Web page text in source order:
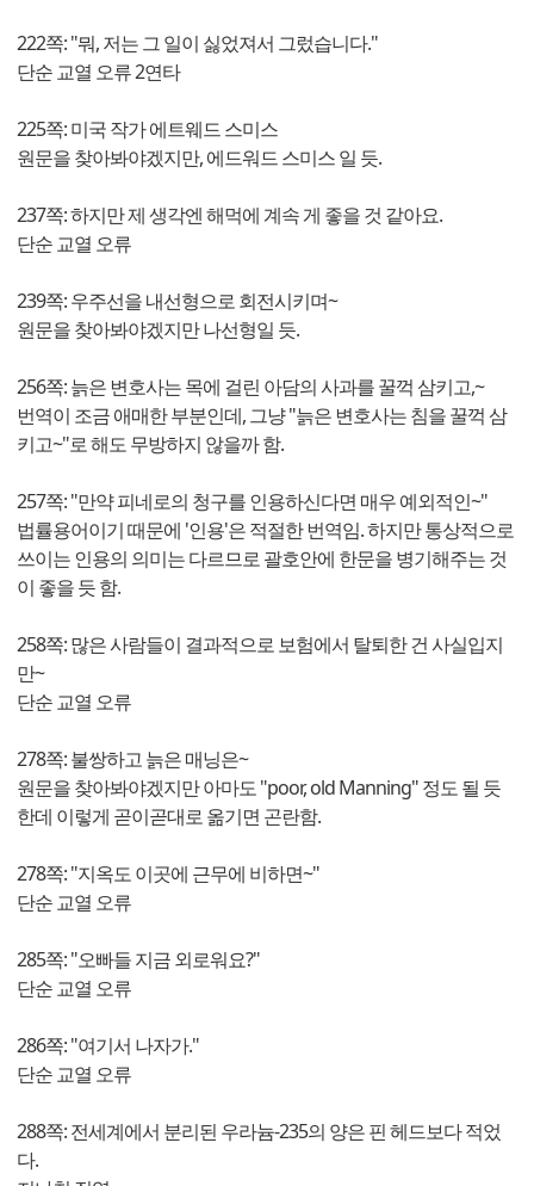
222쪽: "뭐, 저는 그 일이 싫었져서 그렀습니다."
단순 교열 오류 2연타
225쪽: 미국 작가 에트웨드 스미스
원문을 찾아봐야겠지만, 에드워드 스미스 일 듯.
237쪽: 하지만 제 생각엔 해먹에 계속 게 좋을 것 같아요.
단순 교열 오류
239쪽: 우주선을 내선형으로 회전시키며~
원문을 찾아봐야겠지만 나선형일 듯.
256쪽: 늙은 변호사는 목에 걸린 아담의 사과를 꿀꺽 삼키고,~
번역이 조금 애매한 부분인데, 그냥 "늙은 변호사는 침을 꿀꺽 삼
키고~"로 해도 무방하지 않을까 함.
257쪽: "만약 피네로의 청구를 인용하신다면 매우 예외적인~"
법률용어이기 때문에 '인용'은 적절한 번역임. 하지만 통상적으로
쓰이는 인용의 의미는 다르므로 괄호안에 한문을 병기해주는 것
이 좋을 듯 함.
258쪽: 많은 사람들이 결과적으로 보험에서 탈퇴한 건 사실입지
만~
단순 교열 오류
278쪽: 불쌍하고 늙은 매닝은~
원문을 찾아봐야겠지만 아마도 "poor, old Manning" 정도 될 듯
한데 이렇게 곧이곧대로 옮기면 곤란함.
278쪽: "지옥도 이곳에 근무에 비하면~"
단순 교열 오류
285쪽: "오빠들 지금 외로워요?"
단순 교열 오류
286쪽: "여기서 나자가."
단순 교열 오류
288쪽: 전세계에서 분리된 우라늄-235의 양은 핀 헤드보다 적었
다.